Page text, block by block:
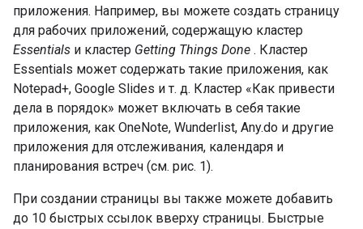
приложения. Например, вы можете создать страницу
для рабочих приложений, содержащую кластер
Essentials и кластер Getting Things Done . Кластер
Essentials может содержать такие приложения, как
Notepad+, Google Slides и т. д. Кластер «Как привести
дела в порядок» может включать в себя такие
приложения, как OneNote, Wunderlist, Any.do и другие
приложения для отслеживания, календаря и
планирования встреч (см. рис. 1).
При создании страницы вы также можете добавить
до 10 быстрых ссылок вверху страницы. Быстрые